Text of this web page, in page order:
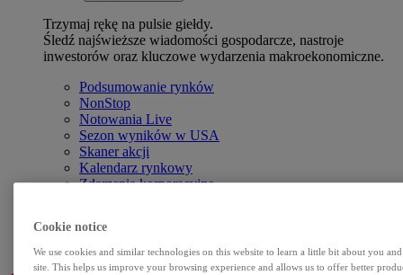
Trzymaj rękę na pulsie giełdy.
Śledź najświeższe wiadomości gospodarcze, nastroje
inwestorów oraz kluczowe wydarzenia makroekonomiczne.
Podsumowanie rynków
NonStop
Notowania Live
Sezon wyników w USA
Skaner akcji
Kalendarz rynkowy
Zdarzenia korporacyjne
Kontakt
Cookie notice
We use cookies and similar technologies on this website to learn a little bit about you
site. This helps us improve your browsing experience and allows us to offer better